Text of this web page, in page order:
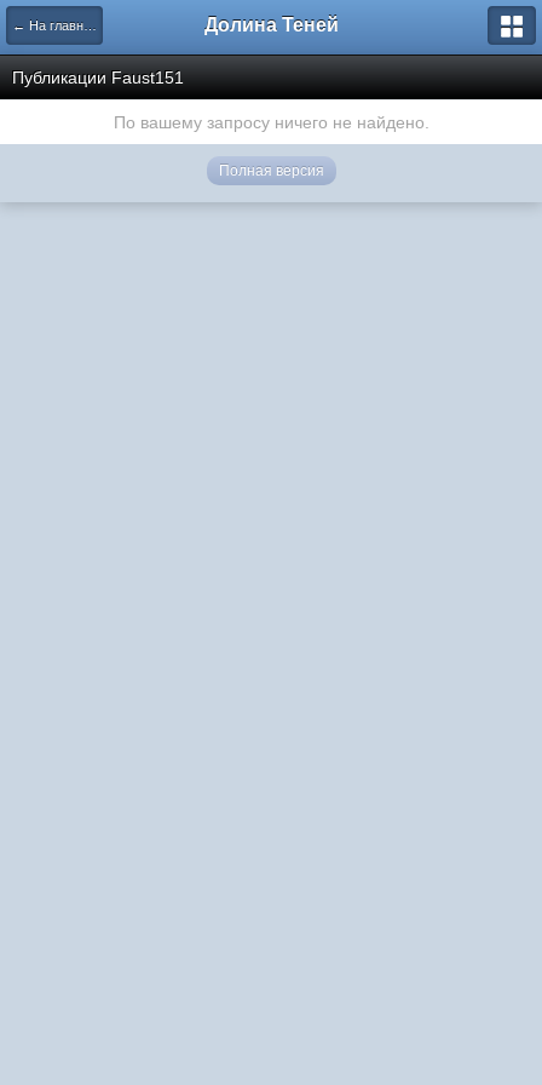
← На главную Долина Теней
Публикации Faust151
По вашему запросу ничего не найдено.
Полная версия